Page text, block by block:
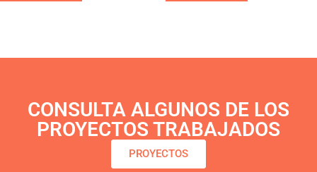
CONSULTA ALGUNOS DE LOS
PROYECTOS TRABAJADOS
PROYECTOS